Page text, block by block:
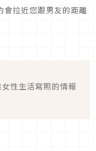
會拉近您跟男友的距離
性生活寫照的情報